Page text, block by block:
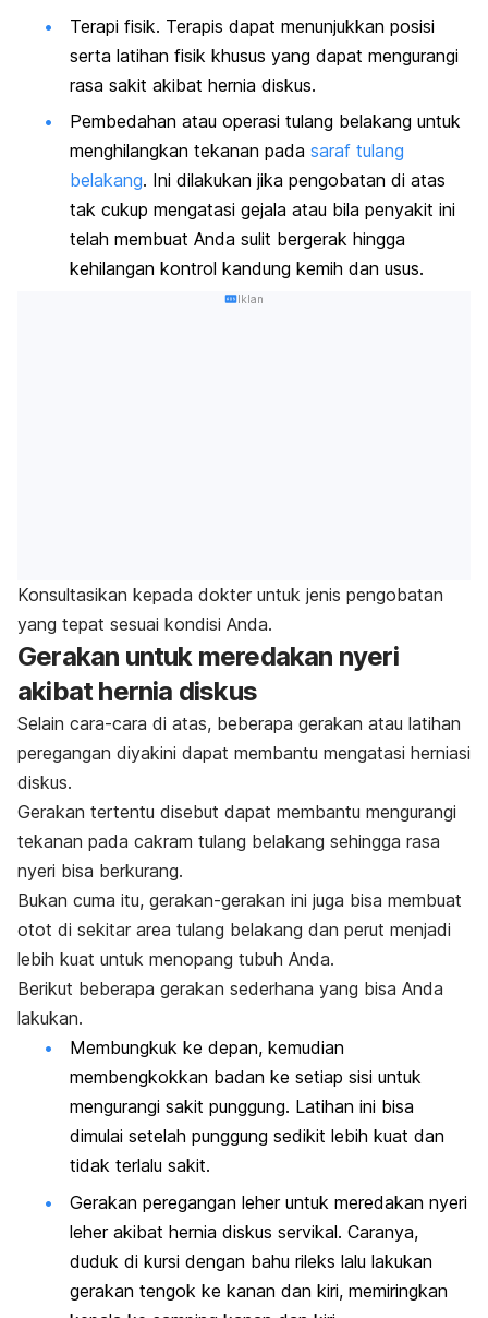
Terapi fisik. Terapis dapat menunjukkan posisi
serta latihan fisik khusus yang dapat mengurangi
rasa sakit akibat hernia diskus.
Pembedahan atau operasi tulang belakang untuk
menghilangkan tekanan pada saraf tulang
belakang. Ini dilakukan jika pengobatan di atas
tak cukup mengatasi gejala atau bila penyakit ini
telah membuat Anda sulit bergerak hingga
kehilangan kontrol kandung kemih dan usus.
Iklan
Konsultasikan kepada dokter untuk jenis pengobatan
yang tepat sesuai kondisi Anda.
Gerakan untuk meredakan nyeri
akibat hernia diskus
Selain cara-cara di atas, beberapa gerakan atau latihan
peregangan diyakini dapat membantu mengatasi herniasi
diskus.
Gerakan tertentu disebut dapat membantu mengurangi
tekanan pada cakram tulang belakang sehingga rasa
nyeri bisa berkurang.
Bukan cuma itu, gerakan-gerakan ini juga bisa membuat
otot di sekitar area tulang belakang dan perut menjadi
lebih kuat untuk menopang tubuh Anda.
Berikut beberapa gerakan sederhana yang bisa Anda
lakukan.
Membungkuk ke depan, kemudian
membengkokkan badan ke setiap sisi untuk
mengurangi sakit punggung. Latihan ini bisa
dimulai setelah punggung sedikit lebih kuat dan
tidak terlalu sakit.
Gerakan peregangan leher untuk meredakan nyeri
leher akibat hernia diskus servikal. Caranya,
duduk di kursi dengan bahu rileks lalu lakukan
gerakan tengok ke kanan dan kiri, memiringkan